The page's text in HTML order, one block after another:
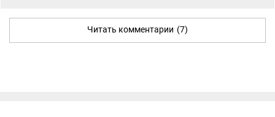
Читать комментарии (7)